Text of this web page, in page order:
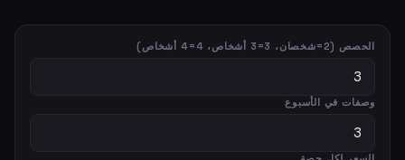
الحصص (2=شخصان، 3=3 أشخاص، 4=4 أشخاص)
وصفات في الأسبوع